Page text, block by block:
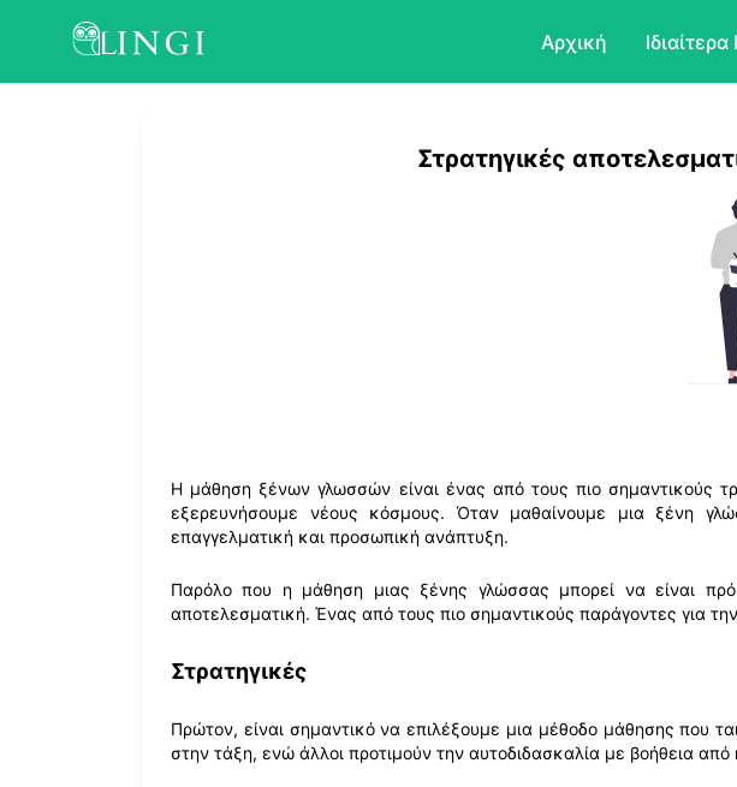
Αρχική
Στρατηγικές
Η μάθηση ξένων γλωσσών είναι ένας από τους πιο σημαντικούς
εξερευνήσουμε νέους κόσμους. Όταν μαθαίνουμε μια ξένη
επαγγελματική και προσωπική ανάπτυξη.
Παρόλο που η μάθηση μιας ξένης γλώσσας μπορεί να είναι
αποτελεσματική. Ένας από τους πιο σημαντικούς παράγοντες για
Στρατηγικές
Πρώτον, είναι σημαντικό να επιλέξουμε μια μέθοδο μάθησης που
στην τάξη, ενώ άλλοι προτιμούν την αυτοδιδασκαλία με βοήθεια